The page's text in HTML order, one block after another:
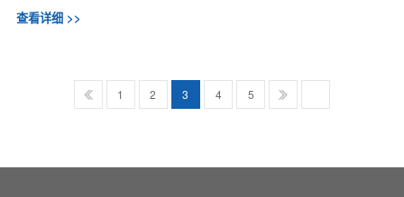
查看详细 >>
1 2 3 4 5